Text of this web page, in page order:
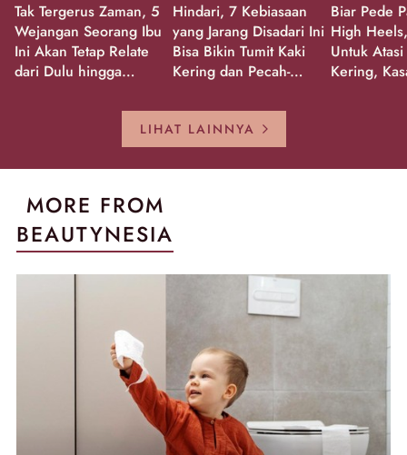
Tak Tergerus Zaman, 5
Wejangan Seorang Ibu
Ini Akan Tetap Relate
dari Dulu hingga
Hindari, 7 Kebiasaan
yang Jarang Disadari Ini
Bisa Bikin Tumit Kaki
Kering dan Pecah-
Biar Pede
High
Untuk
Kering,
LIHAT LAINNYA
MORE FROM
BEAUTYNESIA